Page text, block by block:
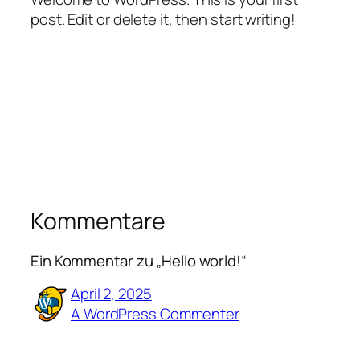
post. Edit or delete it, then start writing!
Kommentare
Ein Kommentar zu „Hello world!“
April 2, 2025
A WordPress Commenter